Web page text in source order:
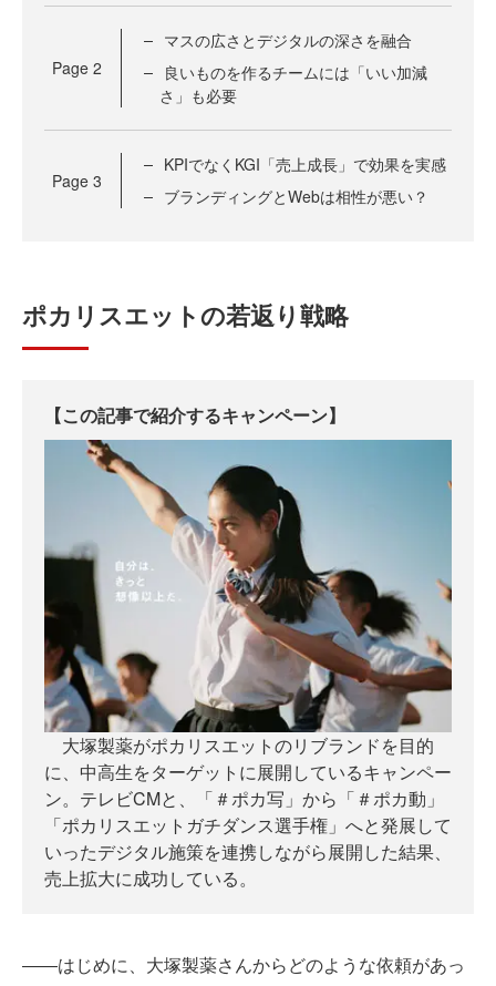
Page 2
マスの広さとデジタルの深さを融合
良いものを作るチームには「いい加減
さ」も必要
Page 3
KPIでなくKGI「売上成長」で効果を実感
ブランディングとWebは相性が悪い？
ポカリスエットの若返り戦略
【この記事で紹介するキャンペーン】
大塚製薬がポカリスエットのリブランドを目的
に、中高生をターゲットに展開しているキャンペー
ン。テレビCMと、「＃ポカ写」から「＃ポカ動」
「ポカリスエットガチダンス選手権」へと発展して
いったデジタル施策を連携しながら展開した結果、
売上拡大に成功している。
――はじめに、大塚製薬さんからどのような依頼があっ